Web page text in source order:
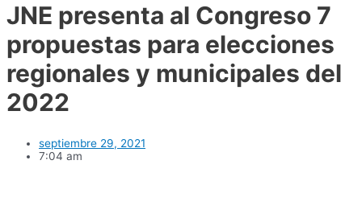
JNE presenta al Congreso 7
propuestas para elecciones
regionales y municipales del
2022
septiembre 29, 2021
7:04 am